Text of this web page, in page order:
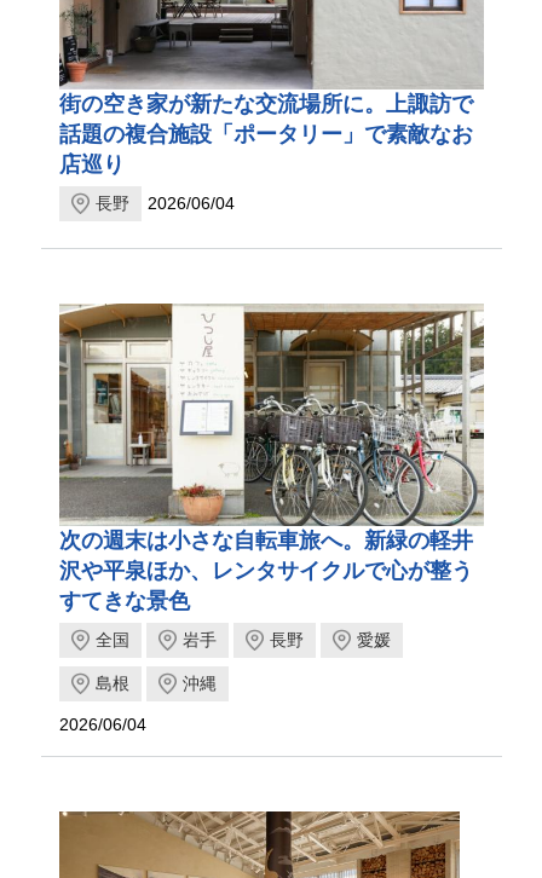
街の空き家が新たな交流場所に。上諏訪で
話題の複合施設「ポータリー」で素敵なお
店巡り
長野 2026/06/04
次の週末は小さな自転車旅へ。新緑の軽井
沢や平泉ほか、レンタサイクルで心が整う
すてきな景色
全国 岩手 長野 愛媛
島根 沖縄
2026/06/04